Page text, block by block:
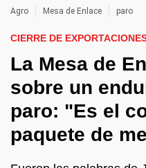
Agro Mesa de Enlace paro
CIERRE DE
La Mesa de
sobre un
paro: "Es el
paquete de